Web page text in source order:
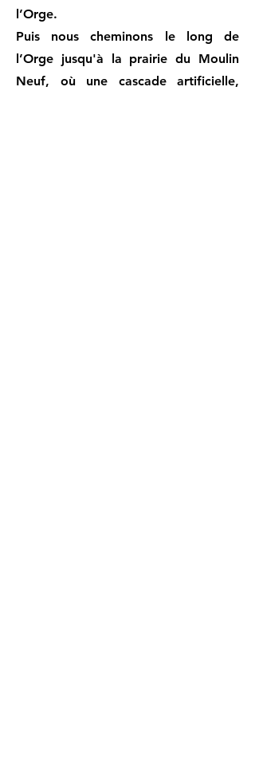
l’Orge.
Puis nous cheminons le long de
l’Orge jusqu'à la prairie du Moulin
Neuf, où une cascade artificielle,